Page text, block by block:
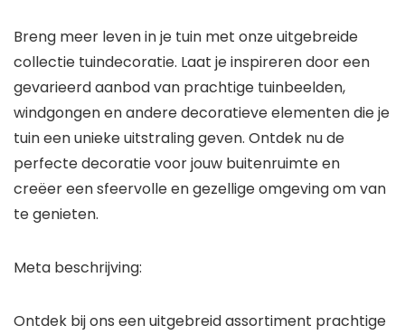
Breng meer leven in je tuin met onze uitgebreide
collectie tuindecoratie. Laat je inspireren door een
gevarieerd aanbod van prachtige tuinbeelden,
windgongen en andere decoratieve elementen die je
tuin een unieke uitstraling geven. Ontdek nu de
perfecte decoratie voor jouw buitenruimte en
creëer een sfeervolle en gezellige omgeving om van
te genieten.
Meta beschrijving:
Ontdek bij ons een uitgebreid assortiment prachtige